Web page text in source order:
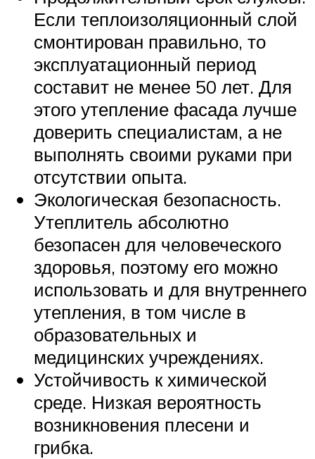
Если теплоизоляционный слой
смонтирован правильно, то
эксплуатационный период
составит не менее 50 лет. Для
этого утепление фасада лучше
доверить специалистам, а не
выполнять своими руками при
отсутствии опыта.
Экологическая безопасность.
Утеплитель абсолютно
безопасен для человеческого
здоровья, поэтому его можно
использовать и для внутреннего
утепления, в том числе в
образовательных и
медицинских учреждениях.
Устойчивость к химической
среде. Низкая вероятность
возникновения плесени и
грибка.